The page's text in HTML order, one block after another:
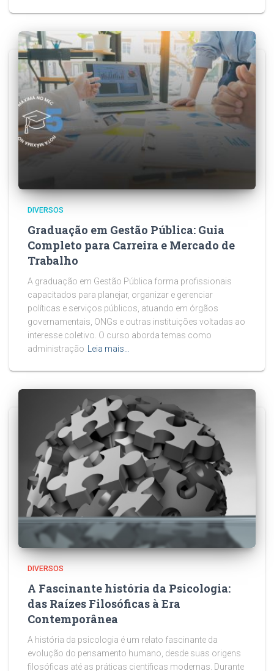
DIVERSOS
Graduação em Gestão Pública: Guia
Completo para Carreira e Mercado de
Trabalho
A graduação em Gestão Pública forma profissionais
capacitados para planejar, organizar e gerenciar
políticas e serviços públicos, atuando em órgãos
governamentais, ONGs e outras instituições voltadas ao
interesse coletivo. O curso aborda temas como
administração Leia mais…
DIVERSOS
A Fascinante história da Psicologia:
das Raízes Filosóficas à Era
Contemporânea
A história da psicologia é um relato fascinante da
evolução do pensamento humano, desde suas origens
filosóficas até as práticas científicas modernas. Durante